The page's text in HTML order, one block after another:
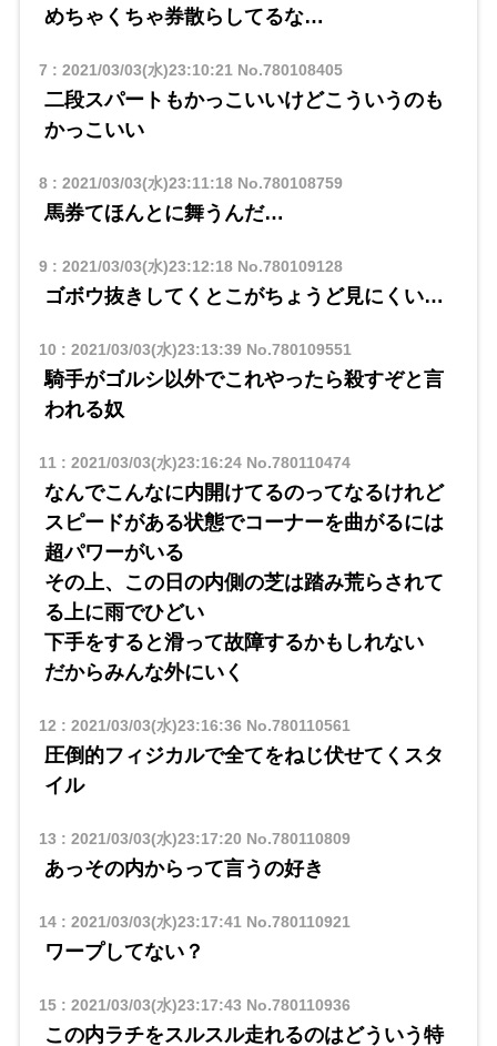
めちゃくちゃ券散らしてるな…
7 : 2021/03/03(水)23:10:21 No.780108405
二段スパートもかっこいいけどこういうのも
かっこいい
8: 2021/03/03(水)23:11:18No.780108759
馬券てほんとに舞うんだ…
9: 2021/03/03(水)23:12:18No.780109128
ゴボウ抜きしてくとこがちょうど見にくい…
10 : 2021/03/03(水)23:13:39No.780109551
騎手がゴルシ以外でこれやったら殺すぞと言
われる奴
11 : 2021/03/03(水)23:16:24No.780110474
なんでこんなに内開けてるのってなるけれど
スピードがある状態でコーナーを曲がるには
超パワーがいる
その上、この日の内側の芝は踏み荒らされて
る上に雨でひどい
下手をすると滑って故障するかもしれない
だからみんな外にいく
12 : 2021/03/03(水)23:16:36 No.780110561
圧倒的フィジカルで全てをねじ伏せてくスタ
イル
13 : 2021/03/03(水)23:17:20 No.780110809
あっその内からって言うの好き
14: 2021/03/03(水)23:17:41 No.780110921
ワープしてない？
15: 2021/03/03(水)23:17:43 No.780110936
この内ラチをスルスル走れるのはどういう特